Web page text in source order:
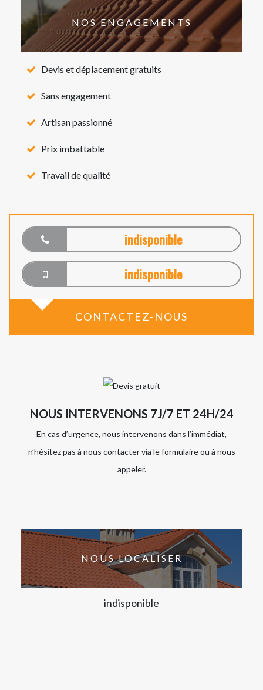
NOS ENGAGEMENTS
Devis et déplacement gratuits
Sans engagement
Artisan passionné
Prix imbattable
Travail de qualité
indisponible
indisponible
CONTACTEZ-NOUS
NOUS INTERVENONS 7J/7 ET 24H/24
En cas d’urgence, nous intervenons dans l’immédiat,
n’hésitez pas à nous contacter via le formulaire ou à nous
appeler.
NOUS LOCALISER
indisponible